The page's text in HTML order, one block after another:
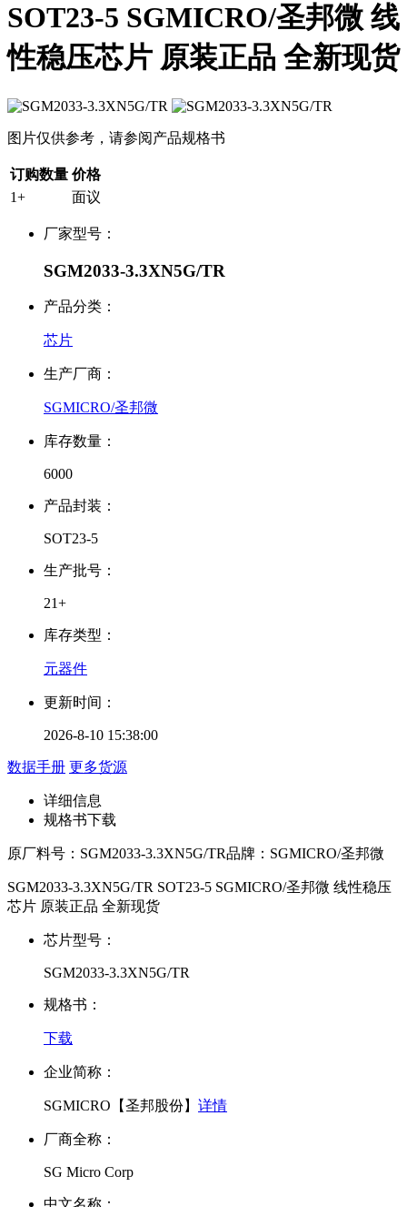
SOT23-5 SGMICRO/圣邦微 线
性稳压芯片 原装正品 全新现货
图片仅供参考，请参阅产品规格书
订购数量 价格
1+
面议
厂家型号：
SGM2033-3.3XN5G/TR
产品分类：
芯片
生产厂商：
SGMICRO/圣邦微
库存数量：
6000
产品封装：
SOT23-5
生产批号：
21+
库存类型：
元器件
更新时间：
2026-8-10 15:38:00
数据手册 更多货源
详细信息
规格书下载
原厂料号： SGM2033-3.3XN5G/TR品牌： SGMICRO/圣邦微
SGM2033-3.3XN5G/TR SOT23-5 SGMICRO/圣邦微 线性稳压
芯片 原装正品 全新现货
芯片型号：
SGM2033-3.3XN5G/TR
规格书：
下载
企业简称：
SGMICRO【圣邦股份】 详情
厂商全称：
SG Micro Corp